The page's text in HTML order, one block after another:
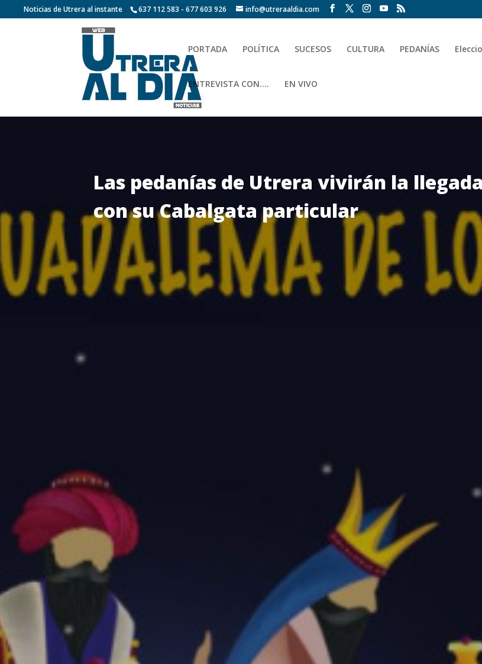
Noticias de Utrera al instante 637 112 583 - 677 603 926 info@utreraaldia.com
PORTADA POLÍTICA SUCESOS CULTURA PEDANÍAS
ENTREVISTA CON…. EN VIVO
Las pedanías de Utrera vivirán la
con su Cabalgata particular